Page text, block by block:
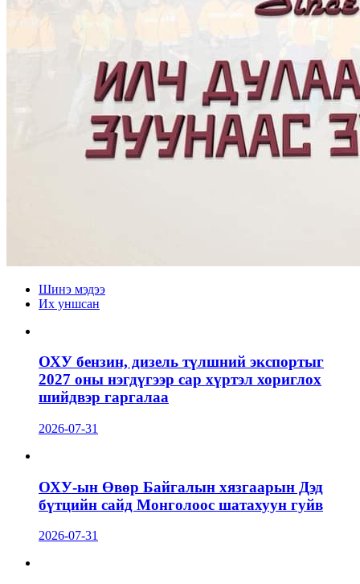
Шинэ мэдээ
Их уншсан
ОХУ бензин, дизель түлшний экспортыг
2027 оны нэгдүгээр сар хүртэл хориглох
шийдвэр гаргалаа
2026-07-31
ОХУ-ын Өвөр Байгалын хязгаарын Дэд
бүтцийн сайд Монголоос шатахуун гуйв
2026-07-31